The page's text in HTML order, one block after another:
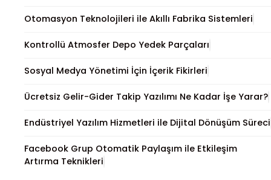
Otomasyon Teknolojileri ile Akıllı Fabrika Sistemleri
Kontrollü Atmosfer Depo Yedek Parçaları
Sosyal Medya Yönetimi İçin İçerik Fikirleri
Ücretsiz Gelir-Gider Takip Yazılımı Ne Kadar İşe Yarar?
Endüstriyel Yazılım Hizmetleri ile Dijital Dönüşüm Süreci
Facebook Grup Otomatik Paylaşım ile Etkileşim
Artırma Teknikleri